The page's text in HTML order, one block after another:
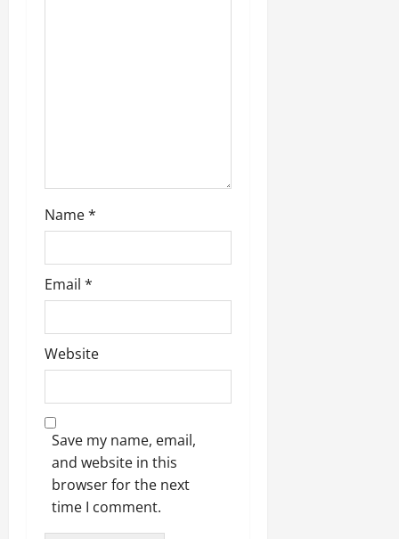
Name*
Email *
Website
Save my name, email,
and website in this
browser for the next
time I comment.